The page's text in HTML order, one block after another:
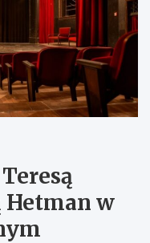
Hetman w